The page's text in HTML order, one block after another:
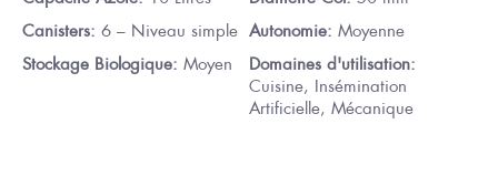
Canisters: 6 – Niveau simple Autonomie: Moyenne
Stockage Biologique: Moyen
Domaines d'utilisation:
Cuisine, Insémination
Artificielle, Mécanique